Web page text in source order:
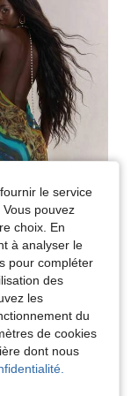
revelry
pour femmes, vacances, bleu sarcelle, imprimé animal, dos nu, décoration de perles, ourlet asymétrique à volants, style Y2K, plage, festival de musique
le service
pouvez
choix. En
à analyser le
pour compléter
des
les
du
de cookies
dont nous